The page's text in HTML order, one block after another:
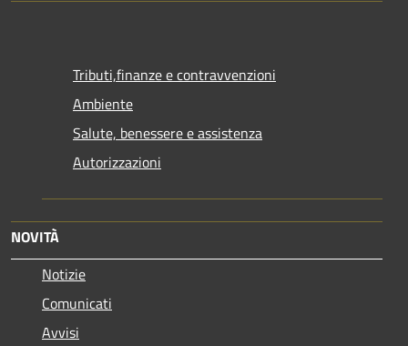
Tributi,finanze e contravvenzioni
Ambiente
Salute, benessere e assistenza
Autorizzazioni
NOVITÀ
Notizie
Comunicati
Avvisi